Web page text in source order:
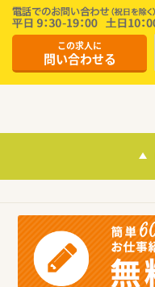
この求人に
問い合わせる